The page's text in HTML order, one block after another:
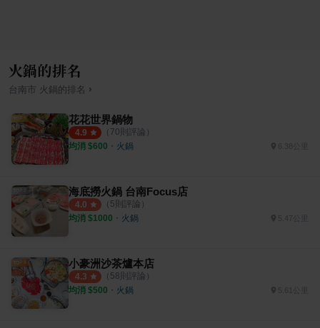
火鍋的排名
台南市 火鍋的排名 ›
花花世界鍋物
4.9 （ 70則評論）
均消 $600 ・ 火鍋
海底撈火鍋 台南Focus店
4.0 （ 5則評論）
均消 $1000 ・ 火鍋 5.47公里
小豪洲沙茶爐本店
4.3 （ 58則評論）
均消 $500 ・ 火鍋 5.61公里